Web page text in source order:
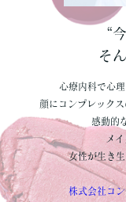
“
そ
心療内科で心
顔にコンプレック
感動的
メ
女性が生き
株式会社コ